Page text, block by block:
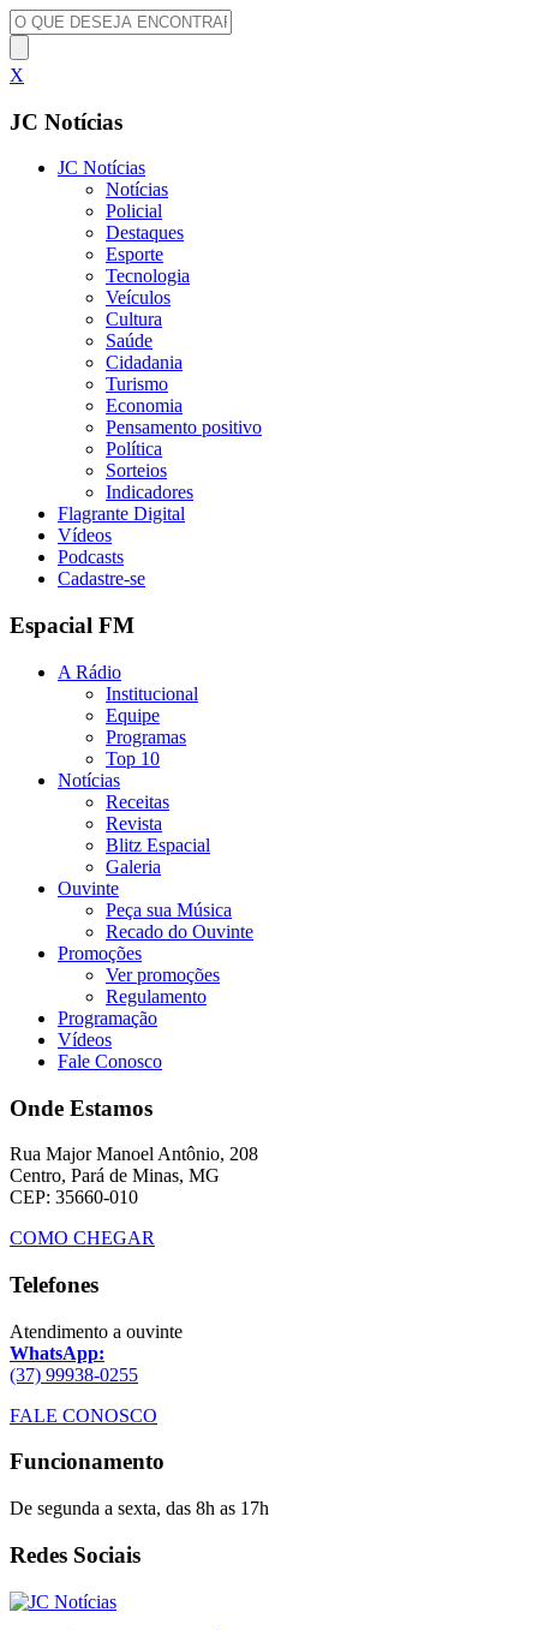
X
JC Notícias
JC Notícias
Notícias
Policial
Destaques
Esporte
Tecnologia
Veículos
Cultura
Saúde
Cidadania
Turismo
Economia
Pensamento positivo
Política
Sorteios
Indicadores
Flagrante Digital
Vídeos
Podcasts
Cadastre-se
Espacial FM
A Rádio
Institucional
Equipe
Programas
Top 10
Notícias
Receitas
Revista
Blitz Espacial
Galeria
Ouvinte
Peça sua Música
Recado do Ouvinte
Promoções
Ver promoções
Regulamento
Programação
Vídeos
Fale Conosco
Onde Estamos
Rua Major Manoel Antônio, 208
Centro, Pará de Minas, MG
CEP: 35660-010
COMO CHEGAR
Telefones
Atendimento a ouvinte
WhatsApp:
(37) 99938-0255
FALE CONOSCO
Funcionamento
De segunda a sexta, das 8h as 17h
Redes Sociais